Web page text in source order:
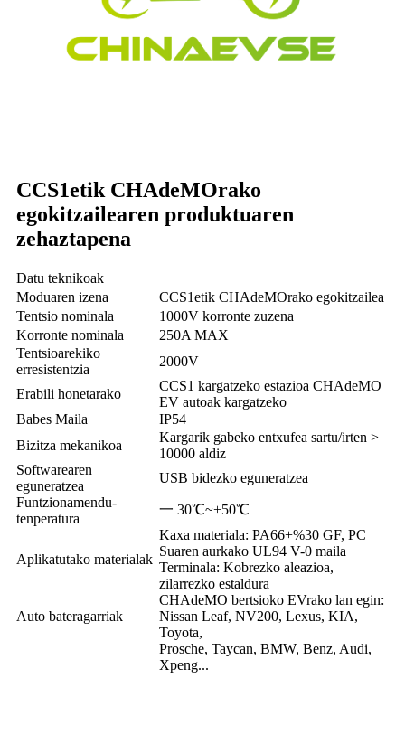
CCS1etik CHAdeMOrako
egokitzailearen produktuaren
zehaztapena
Datu teknikoak
Moduaren izena
CCS1etik CHAdeMOrako egokitzailea
Tentsio nominala
1000V korronte zuzena
Korronte nominala
250A MAX
Tentsioarekiko
erresistentzia
2000V
Erabili honetarako
CCS1 kargatzeko estazioa CHAdeMO
EV autoak kargatzeko
Babes Maila
IP54
Bizitza mekanikoa
Kargarik gabeko entxufea sartu/irten >
10000 aldiz
Softwarearen
eguneratzea
USB bidezko eguneratzea
Funtzionamendu-
tenperatura
一 30℃~+50℃
Aplikatutako materialak
Kaxa materiala: PA66+%30 GF, PC
Suaren aurkako UL94 V-0 maila
Terminala: Kobrezko aleazioa,
zilarrezko estaldura
Auto bateragarriak
CHAdeMO bertsioko EVrako lan egin:
Nissan Leaf, NV200, Lexus, KIA,
Toyota,
Prosche, Taycan, BMW, Benz, Audi,
Xpeng...